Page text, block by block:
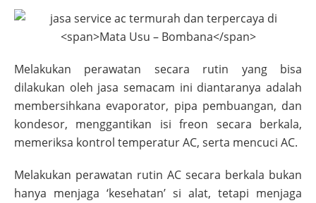
Melakukan perawatan secara rutin yang bisa
dilakukan oleh jasa semacam ini diantaranya adalah
membersihkana evaporator, pipa pembuangan, dan
kondesor, menggantikan isi freon secara berkala,
memeriksa kontrol temperatur AC, serta mencuci AC.
Melakukan perawatan rutin AC secara berkala bukan
hanya menjaga ‘kesehatan’ si alat, tetapi menjaga